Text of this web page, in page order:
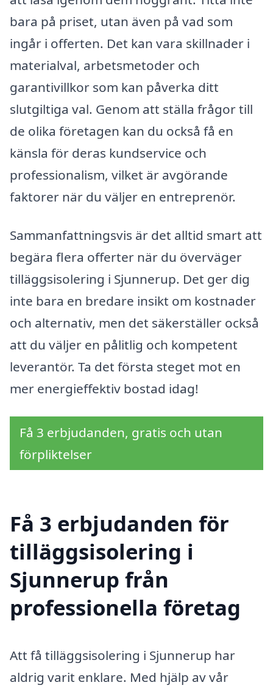
bara på priset, utan även på vad som
ingår i offerten. Det kan vara skillnader i
materialval, arbetsmetoder och
garantivillkor som kan påverka ditt
slutgiltiga val. Genom att ställa frågor till
de olika företagen kan du också få en
känsla för deras kundservice och
professionalism, vilket är avgörande
faktorer när du väljer en entreprenör.
Sammanfattningsvis är det alltid smart att
begära flera offerter när du överväger
tilläggsisolering i Sjunnerup. Det ger dig
inte bara en bredare insikt om kostnader
och alternativ, men det säkerställer också
att du väljer en pålitlig och kompetent
leverantör. Ta det första steget mot en
mer energieffektiv bostad idag!
Få 3 erbjudanden, gratis och utan
förpliktelser
Få 3 erbjudanden för
tilläggsisolering i
Sjunnerup från
professionella företag
Att få tilläggsisolering i Sjunnerup har
aldrig varit enklare. Med hjälp av vår